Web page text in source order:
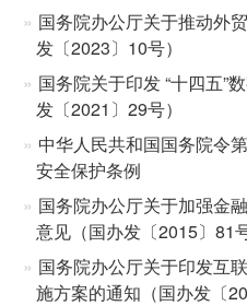
国务院办公厅关于推动外
发〔2023〕10号）
国务院关于印发 “十四五”
发〔2021〕29号）
中华人民共和国国务院令
安全保护条例
国务院办公厅关于加强金
意见（国办发〔2015〕81号
国务院办公厅关于印发互
施方案的通知（国办发〔